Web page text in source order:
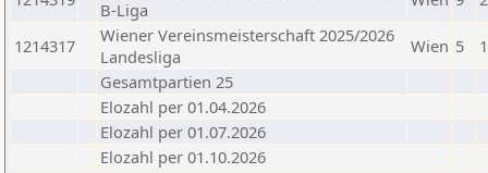
B-Liga
1214317
Wiener Vereinsmeisterschaft 2025/2026
Landesliga
Wien 5
Gesamtpartien 25
Elozahl per 01.04.2026
Elozahl per 01.07.2026
Elozahl per 01.10.2026